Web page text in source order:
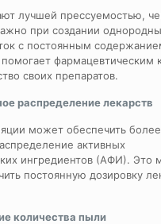
лучшей прессуемостью,
при создании
с постоянным
помогает фармацевтическим
своих препаратов.
распределение лекарств
может обеспечить более
активных
ингредиентов (АФИ). Это
постоянную дозировку
количества пыли